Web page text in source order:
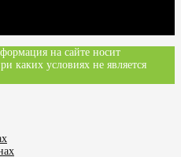
на сайте носит
каких условиях не является